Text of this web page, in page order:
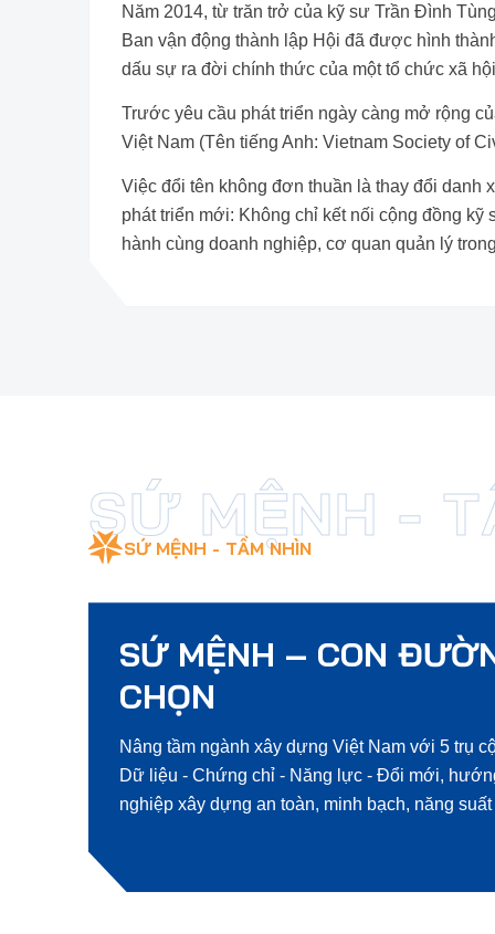
Năm 2014, từ trăn trở của kỹ sư Trần Đình
Ban vận động thành lập Hội đã được hình
dấu sự ra đời chính thức của một tổ chức xã
Trước yêu cầu phát triển ngày càng mở rộng
Việt Nam (Tên tiếng Anh: Vietnam Society of
Việc đổi tên không đơn thuần là thay đổi
phát triển mới: Không chỉ kết nối cộng đồng
hành cùng doanh nghiệp, cơ quan quản lý
SỨ MỆNH - TẦM NHÌN
SỨ MỆNH – CON
CHỌN
Nâng tầm ngành xây dựng Việt Nam với 5 trụ
Dữ liệu - Chứng chỉ - Năng lực - Đổi mới,
nghiệp xây dựng an toàn, minh bạch, năng